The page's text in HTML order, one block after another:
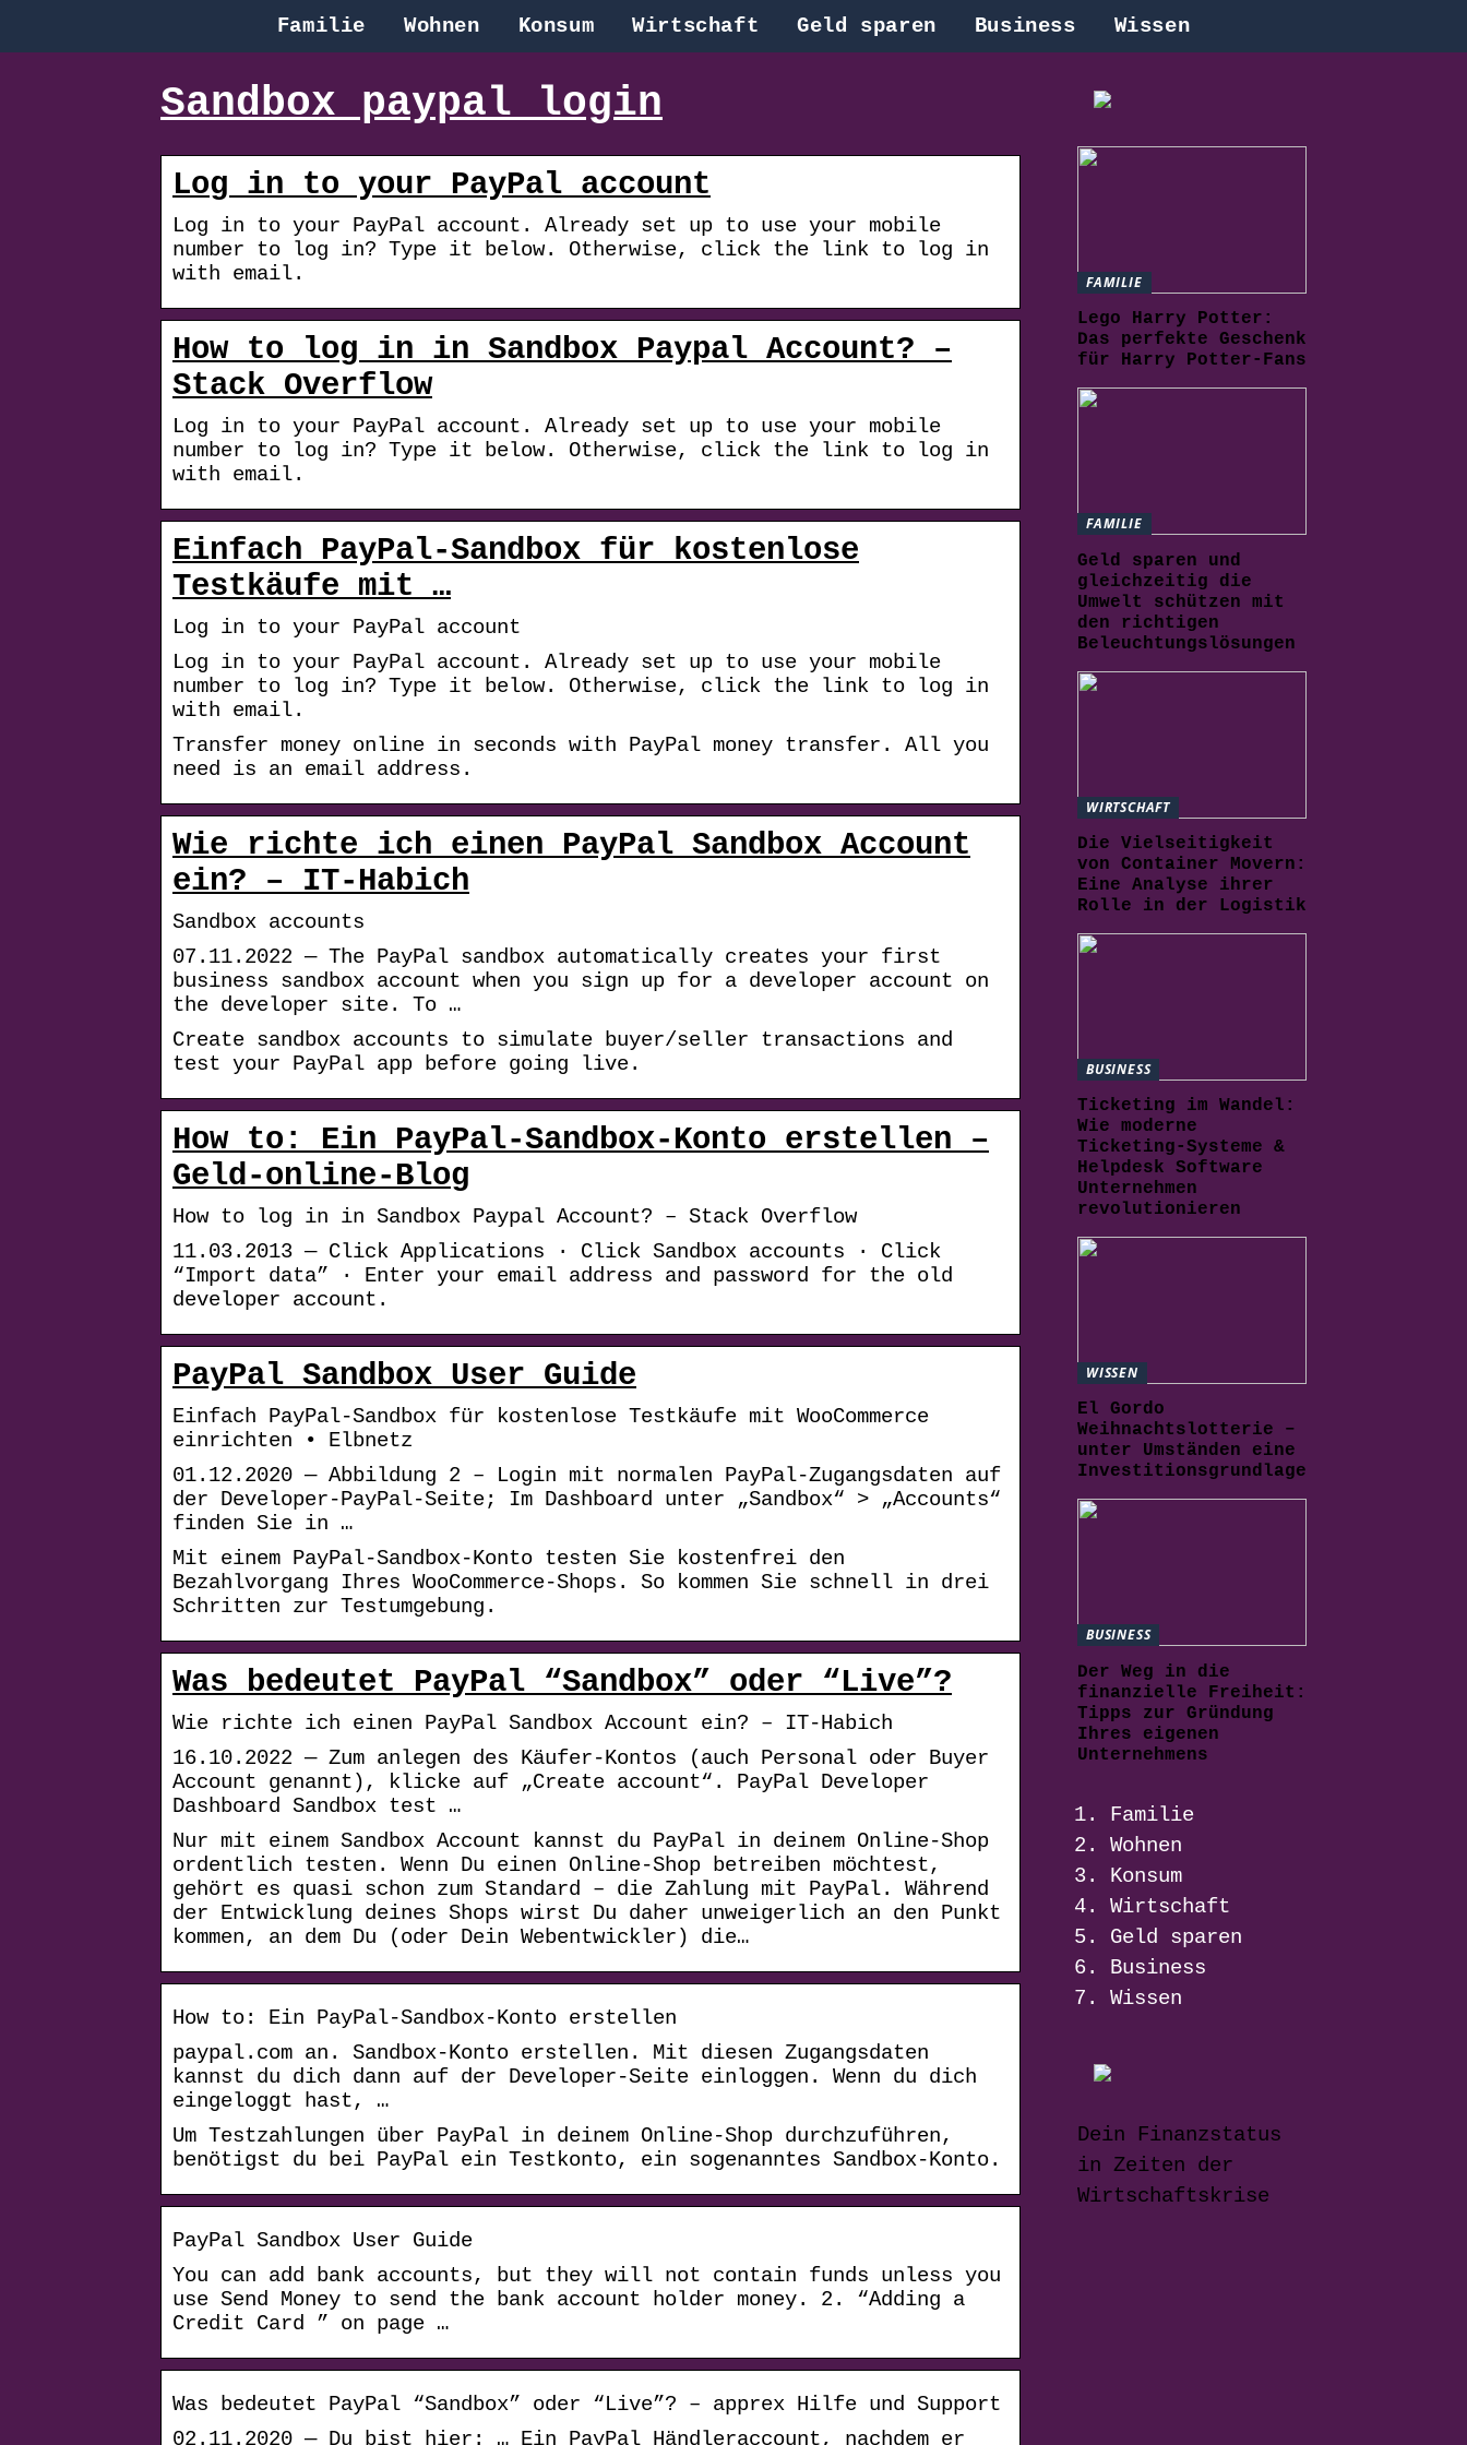
Familie Wohnen Konsum Wirtschaft Geld sparen Business Wissen
Sandbox paypal login
Log in to your PayPal account
Log in to your PayPal account. Already set up to use your mobile
number to log in? Type it below. Otherwise, click the link to log in
with email.
How to log in in Sandbox Paypal Account? –
Stack Overflow
Log in to your PayPal account. Already set up to use your mobile
number to log in? Type it below. Otherwise, click the link to log in
with email.
Einfach PayPal-Sandbox für kostenlose
Testkäufe mit …
Log in to your PayPal account
Log in to your PayPal account. Already set up to use your mobile
number to log in? Type it below. Otherwise, click the link to log in
with email.
Transfer money online in seconds with PayPal money transfer. All you
need is an email address.
Wie richte ich einen PayPal Sandbox Account
ein? – IT-Habich
Sandbox accounts
07.11.2022 — The PayPal sandbox automatically creates your first
business sandbox account when you sign up for a developer account on
the developer site. To …
Create sandbox accounts to simulate buyer/seller transactions and
test your PayPal app before going live.
How to: Ein PayPal-Sandbox-Konto erstellen –
Geld-online-Blog
How to log in in Sandbox Paypal Account? – Stack Overflow
11.03.2013 — Click Applications · Click Sandbox accounts · Click
“Import data” · Enter your email address and password for the old
developer account.
PayPal Sandbox User Guide
Einfach PayPal-Sandbox für kostenlose Testkäufe mit WooCommerce
einrichten • Elbnetz
01.12.2020 — Abbildung 2 – Login mit normalen PayPal-Zugangsdaten auf
der Developer-PayPal-Seite; Im Dashboard unter „Sandbox“ > „Accounts“
finden Sie in …
Mit einem PayPal-Sandbox-Konto testen Sie kostenfrei den
Bezahlvorgang Ihres WooCommerce-Shops. So kommen Sie schnell in drei
Schritten zur Testumgebung.
Was bedeutet PayPal “Sandbox” oder “Live”?
Wie richte ich einen PayPal Sandbox Account ein? – IT-Habich
16.10.2022 — Zum anlegen des Käufer-Kontos (auch Personal oder Buyer
Account genannt), klicke auf „Create account“. PayPal Developer
Dashboard Sandbox test …
Nur mit einem Sandbox Account kannst du PayPal in deinem Online-Shop
ordentlich testen. Wenn Du einen Online-Shop betreiben möchtest,
gehört es quasi schon zum Standard – die Zahlung mit PayPal. Während
der Entwicklung deines Shops wirst Du daher unweigerlich an den Punkt
kommen, an dem Du (oder Dein Webentwickler) die…
How to: Ein PayPal-Sandbox-Konto erstellen
pay​pal​.com an. Sandbox-Konto erstellen. Mit diesen Zugangsdaten
kannst du dich dann auf der Developer-Seite einloggen. Wenn du dich
eingeloggt hast, …
Um Testzahlungen über PayPal in deinem Online-Shop durchzuführen,
benötigst du bei PayPal ein Testkonto, ein sogenanntes Sandbox-Konto.
PayPal Sandbox User Guide
You can add bank accounts, but they will not contain funds unless you
use Send Money to send the bank account holder money. 2. “Adding a
Credit Card ” on page …
Was bedeutet PayPal “Sandbox” oder “Live”? – apprex Hilfe und Support
02.11.2020 — Du bist hier: … Ein PayPal Händleraccount, nachdem er
FAMILIE
Lego Harry Potter:
Das perfekte Geschenk
für Harry Potter-Fans
FAMILIE
Geld sparen und
gleichzeitig die
Umwelt schützen mit
den richtigen
Beleuchtungslösungen
WIRTSCHAFT
Die Vielseitigkeit
von Container Movern:
Eine Analyse ihrer
Rolle in der Logistik
BUSINESS
Ticketing im Wandel:
Wie moderne
Ticketing-Systeme &
Helpdesk Software
Unternehmen
revolutionieren
WISSEN
El Gordo
Weihnachtslotterie –
unter Umständen eine
Investitionsgrundlage
BUSINESS
Der Weg in die
finanzielle Freiheit:
Tipps zur Gründung
Ihres eigenen
Unternehmens
Familie
Wohnen
Konsum
Wirtschaft
Geld sparen
Business
Wissen
Dein Finanzstatus
in Zeiten der
Wirtschaftskrise